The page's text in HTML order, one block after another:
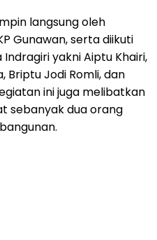
langsung oleh
Gunawan, serta diikuti
yakni Aiptu Khairi,
Briptu Jodi Romli, dan
ini juga melibatkan
sebanyak dua orang